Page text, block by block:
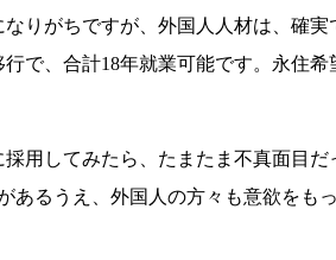
りがちですが、外国人人材は、確実
で、合計18年就業可能です。永住
用してみたら、たまたま不真面目だ
あるうえ、外国人の方々も意欲をも